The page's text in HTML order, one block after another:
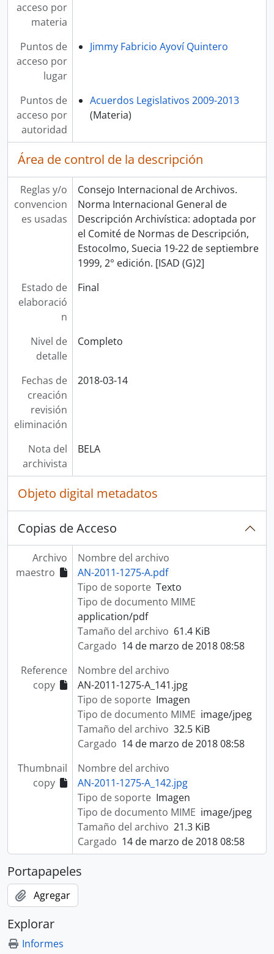
acceso por
materia
Puntos de
acceso por
lugar
Jimmy Fabricio Ayoví Quintero
Puntos de
acceso por
autoridad
Acuerdos Legislativos 2009-2013
(Materia)
Área de control de la descripción
Reglas y/o
convencion
es usadas
Consejo Internacional de Archivos.
Norma Internacional General de
Descripción Archivística: adoptada por
el Comité de Normas de Descripción,
Estocolmo, Suecia 19-22 de septiembre
1999, 2° edición. [ISAD (G)2]
Estado de
elaboració
n
Final
Nivel de
detalle
Completo
Fechas de
creación
revisión
eliminación
2018-03-14
Nota del
archivista
BELA
Objeto digital metadatos
Copias de Acceso
Archivo
maestro
Nombre del archivo
AN-2011-1275-A.pdf
Tipo de soporte Texto
Tipo de documento MIME
application/pdf
Tamaño del archivo 61.4 KiB
Cargado 14 de marzo de 2018 08:58
Reference
copy
Nombre del archivo
AN-2011-1275-A_141.jpg
Tipo de soporte Imagen
Tipo de documento MIME image/jpeg
Tamaño del archivo 32.5 KiB
Cargado 14 de marzo de 2018 08:58
Thumbnail
copy
Nombre del archivo
AN-2011-1275-A_142.jpg
Tipo de soporte Imagen
Tipo de documento MIME image/jpeg
Tamaño del archivo 21.3 KiB
Cargado 14 de marzo de 2018 08:58
Portapapeles
Agregar
Explorar
Informes